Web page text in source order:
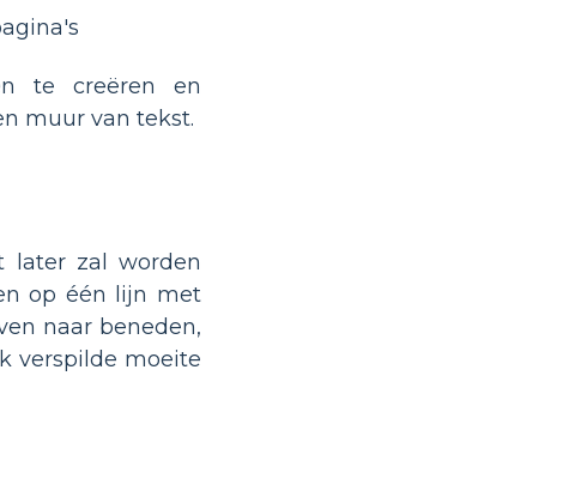
te creëren en
muur van tekst.
later zal worden
op één lijn met
naar beneden,
verspilde moeite